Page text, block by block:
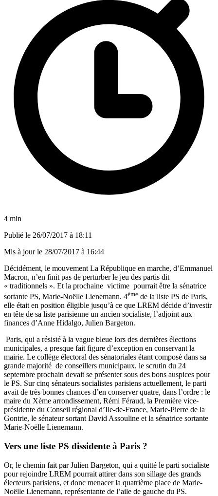
4 min
Publié le 26/07/2017 à 18:11
Mis à jour le 28/07/2017 à 16:44
Décidément, le mouvement La République en marche, d’Emmanuel
Macron, n’en finit pas de perturber le jeu des partis dit
« traditionnels ». Et la prochaine victime pourrait être la sénatrice
sortante PS, Marie-Noëlle Lienemann. 4ème de la liste PS de Paris,
elle était en position éligible jusqu’à ce que LREM décide d’investir
en tête de sa liste parisienne un ancien socialiste, l’adjoint aux
finances d’Anne Hidalgo, Julien Bargeton.
Paris, qui a résisté à la vague bleue lors des dernières élections
municipales, a presque fait figure d’exception en conservant la
mairie. Le collège électoral des sénatoriales étant composé dans sa
grande majorité de conseillers municipaux, le scrutin du 24
septembre prochain devait se présenter sous des bons auspices pour
le PS. Sur cinq sénateurs socialistes parisiens actuellement, le parti
avait de très bonnes chances d’en conserver quatre, dans l’ordre : le
maire du Xème arrondissement, Rémi Féraud, la Première vice-
présidente du Conseil régional d’Ile-de-France, Marie-Pierre de la
Gontrie, le sénateur sortant David Assouline et la sénatrice sortante
Marie-Noëlle Lienemann.
Vers une liste PS dissidente à Paris ?
Or, le chemin fait par Julien Bargeton, qui a quitté le parti socialiste
pour rejoindre LREM pourrait attirer dans son sillage des grands
électeurs parisiens, et donc menacer la quatrième place de Marie-
Noëlle Lienemann, représentante de l’aile de gauche du PS.